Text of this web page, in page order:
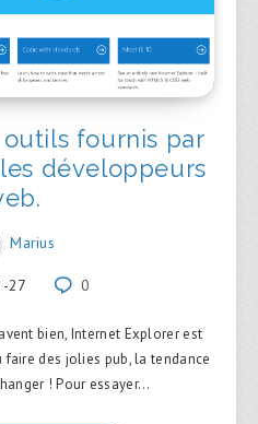
fournis par
développeurs
Marius
27 0
bien, Internet Explorer est
faire des jolies pub, la tendance
! Pour essayer…